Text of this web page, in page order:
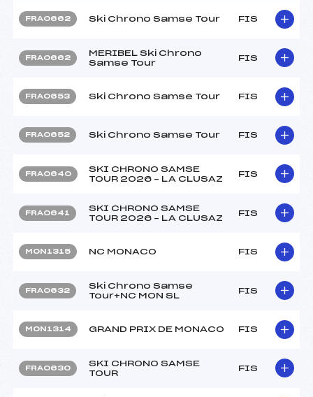
FRA0662 Ski Chrono Samse Tour FIS
FRA0662
MERIBEL Ski Chrono
Samse Tour
FIS
FRA0653 Ski Chrono Samse Tour FIS
FRA0652 Ski Chrono Samse Tour FIS
FRA0640
SKI CHRONO SAMSE
TOUR 2026 – LA CLUSAZ
FIS
FRA0641
SKI CHRONO SAMSE
TOUR 2026 – LA CLUSAZ
FIS
MON1315 NC MONACO FIS
FRA0632
Ski Chrono Samse
Tour+NC MON SL
FIS
MON1314 GRAND PRIX DE MONACO FIS
FRA0630
SKI CHRONO SAMSE
TOUR
FIS